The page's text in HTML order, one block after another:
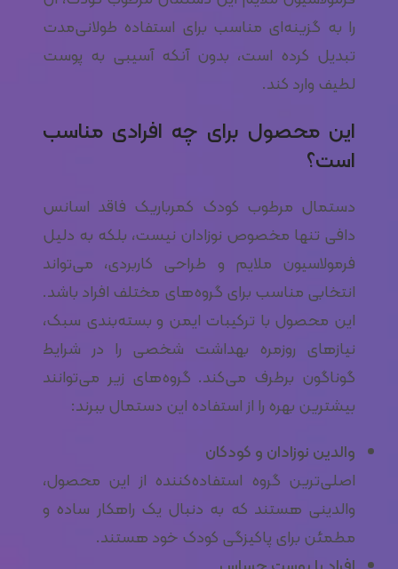
را به گزینه‌ای مناسب برای استفاده طولانی‌مدت
تبدیل کرده است، بدون آنکه آسیبی به پوست
لطیف وارد کند.
این محصول برای چه افرادی مناسب
است؟
دستمال مرطوب کودک کمرباریک فاقد اسانس
دافی تنها مخصوص نوزادان نیست، بلکه به دلیل
فرمولاسیون ملایم و طراحی کاربردی، می‌تواند
انتخابی مناسب برای گروه‌های مختلف افراد باشد.
این محصول با ترکیبات ایمن و بسته‌بندی سبک،
نیازهای روزمره بهداشت شخصی را در شرایط
گوناگون برطرف می‌کند. گروه‌های زیر می‌توانند
بیشترین بهره را از استفاده این دستمال ببرند:
والدین نوزادان و کودکان
اصلی‌ترین گروه استفاده‌کننده از این محصول،
والدینی هستند که به دنبال یک راهکار ساده و
مطمئن برای پاکیزگی کودک خود هستند.